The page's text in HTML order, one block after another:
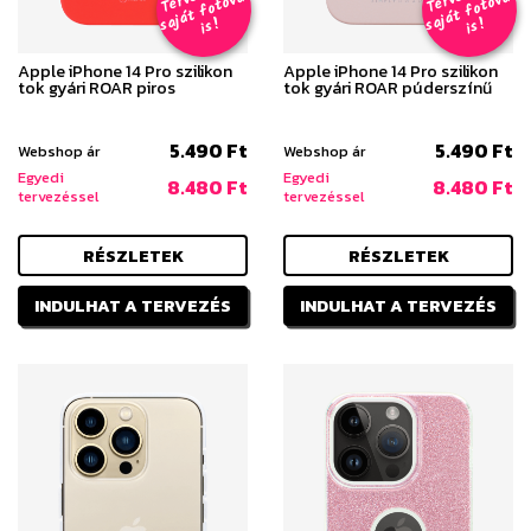
s
!
Apple iPhone 14 Pro szilikon
tok gyári ROAR piros
Webshop ár 5.490 Ft
Egyedi
tervezéssel
8.480 Ft
RÉSZLETEK
INDULHAT A TERVEZÉS
s
!
Apple iPhone 14 Pro szilikon
tok gyári ROAR púderszínű
Webshop ár 5.490 Ft
Egyedi
tervezéssel
8.480 Ft
RÉSZLETEK
INDULHAT A TERVEZÉS